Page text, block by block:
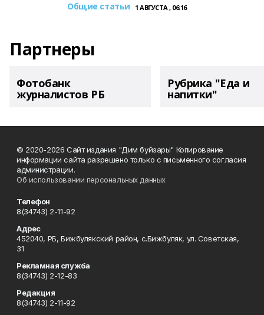
Общие статьи 1 АВГУСТА , 06:16
Партнеры
Фотобанк
журналистов РБ
Рубрика "Еда и
напитки"
© 2020-2026 Сайт издания "Дим буйзары" Копирование
информации сайта разрешено только с письменного согласия
администрации.
Об использовании персональных данных
Телефон
8(34743) 2-11-92
Адрес
452040, РБ, Бижбулякский район, с.Бижбуляк, ул. Советская,
31
Рекламная служба
8(34743) 2-12-83
Редакция
8(34743) 2-11-92